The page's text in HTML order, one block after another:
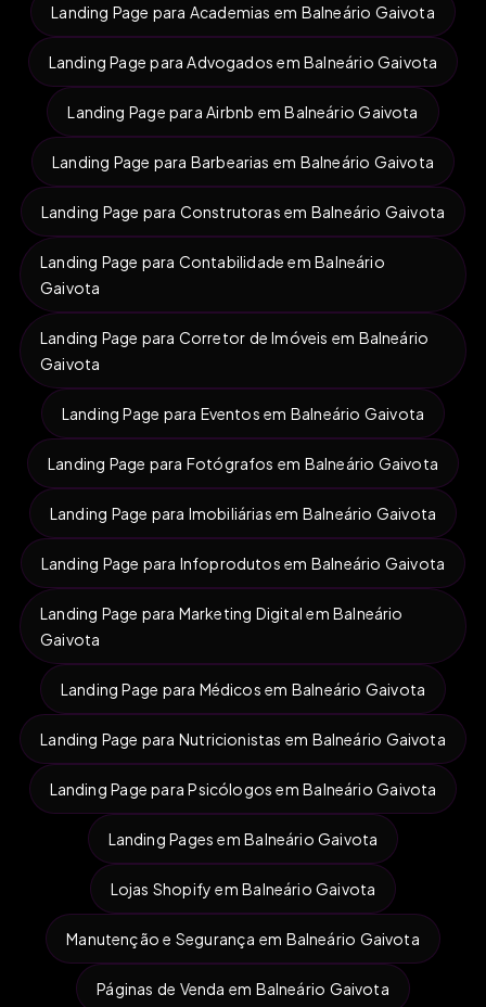
Landing Page para Academias em Balneário Gaivota
Landing Page para Advogados em Balneário Gaivota
Landing Page para Airbnb em Balneário Gaivota
Landing Page para Barbearias em Balneário Gaivota
Landing Page para Construtoras em Balneário Gaivota
Landing Page para Contabilidade em Balneário
Gaivota
Landing Page para Corretor de Imóveis em Balneário
Gaivota
Landing Page para Eventos em Balneário Gaivota
Landing Page para Fotógrafos em Balneário Gaivota
Landing Page para Imobiliárias em Balneário Gaivota
Landing Page para Infoprodutos em Balneário Gaivota
Landing Page para Marketing Digital em Balneário
Gaivota
Landing Page para Médicos em Balneário Gaivota
Landing Page para Nutricionistas em Balneário Gaivota
Landing Page para Psicólogos em Balneário Gaivota
Landing Pages em Balneário Gaivota
Lojas Shopify em Balneário Gaivota
Manutenção e Segurança em Balneário Gaivota
Páginas de Venda em Balneário Gaivota